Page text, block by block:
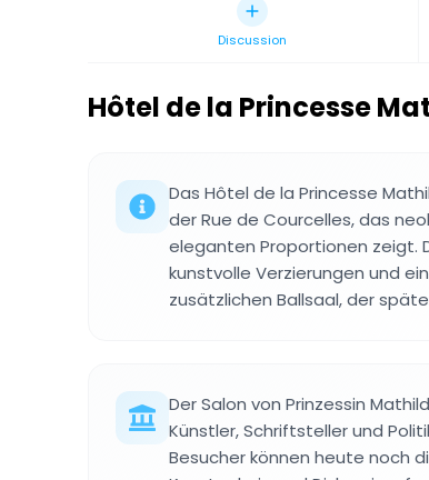
Discussion
Hôtel de la Princesse
Das Hôtel de la Princesse
der Rue de Courcelles, das
eleganten Proportionen zeigt.
kunstvolle Verzierungen und
zusätzlichen Ballsaal, der
Der Salon von Prinzessin
Künstler, Schriftsteller und
Besucher können heute noch